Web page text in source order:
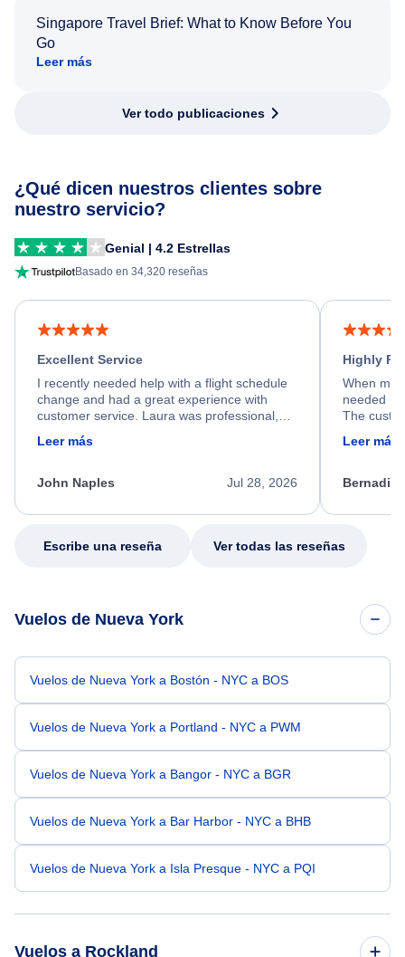
Singapore Travel Brief: What to Know Before You
Go
Leer más
Ver todo publicaciones
¿Qué dicen nuestros clientes sobre
nuestro servicio?
Genial | 4.2 Estrellas
Basado en 34,320 reseñas
Excellent Service
I recently needed help with a flight schedule
change and had a great experience with
customer service. Laura was professional,
friendly, and very helpful throughout the
process. She quickly found a solution and
appreciate her excellent service.
Leer más
Jul 28, 2026
John Naples
Highly
When my
needed
The
calm,
my issue.
Leer más
Escribe una reseña Ver todas las reseñas
Vuelos de Nueva York
Vuelos de Nueva York a Bostón - NYC a BOS
Vuelos de Nueva York a Portland - NYC a PWM
Vuelos de Nueva York a Bangor - NYC a BGR
Vuelos de Nueva York a Bar Harbor - NYC a BHB
Vuelos de Nueva York a Isla Presque - NYC a PQI
Vuelos a Rockland